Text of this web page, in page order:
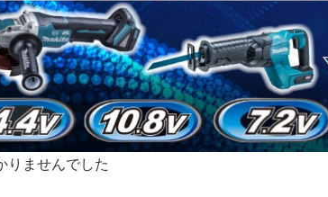
りませんでした